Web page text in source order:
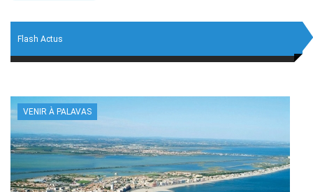
Flash Actus
VENIR À PALAVAS